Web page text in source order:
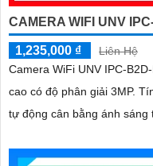
CAMERA WIFI UNV
1,235,000 ₫
Liên Hệ
Camera WiFi UNV IPC-
cao có độ phân giải 3MP.
tự động cân bằng ánh